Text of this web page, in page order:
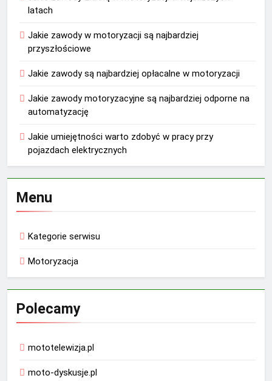
latach
Jakie zawody w motoryzacji są najbardziej
przyszłościowe
Jakie zawody są najbardziej opłacalne w motoryzacji
Jakie zawody motoryzacyjne są najbardziej odporne na
automatyzację
Jakie umiejętności warto zdobyć w pracy przy
pojazdach elektrycznych
Menu
Kategorie serwisu
Motoryzacja
Polecamy
mototelewizja.pl
moto-dyskusje.pl